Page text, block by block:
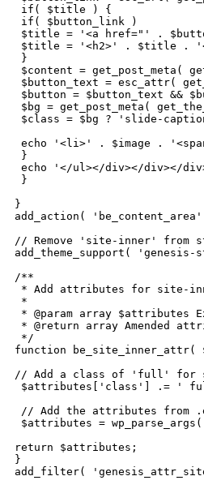
if( $title ) {
if( $button_link )
$title = '<a href="' .
$title = '<h2>' . $title .
}
$content =
$button_text = esc_attr(
$button = $button_text
$bg = get_post_meta(
$class = $bg ? 'slide-
echo '<li>' . $image .
}
echo '</ul></div></div></
}
}
add_action(
// Remove 'site-inner' from
add_theme_support(
/**
* Add attributes for site-
*
* @param array $attributes
* @return array Amended
*/
function
// Add a class of 'full' for
$attributes['class'] .= '
// Add the attributes from
$attributes =
return $attributes;
}
add_filter(